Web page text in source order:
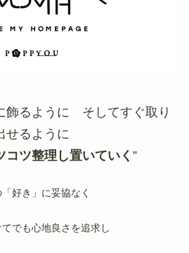
飾るように そしてすぐ取り
せるように
コツ整理し置いていく ”
「好き」に妥協なく
でも心地良さを追求し